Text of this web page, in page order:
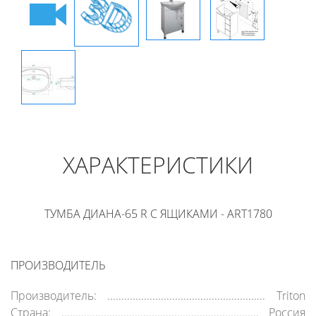
ХАРАКТЕРИСТИКИ
ТУМБА ДИАНА-65 R С ЯЩИКАМИ - ART1780
ПРОИЗВОДИТЕЛЬ
Производитель:
Triton
Страна:
Россия